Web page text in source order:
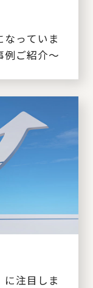
なっていま
例ご紹介～
注目しま